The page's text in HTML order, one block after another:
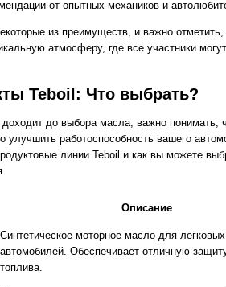
от опытных механиков и
из преимуществ, и важно отметить,
атмосферу, где все участники
Teboil: Что выбрать?
доходит до выбора масла, важно
улучшить работоспособность вашего
линии Teboil и как вы можете
Описание
Синтетическое моторное масло для легковых
автомобилей. Обеспечивает отличную
топлива.